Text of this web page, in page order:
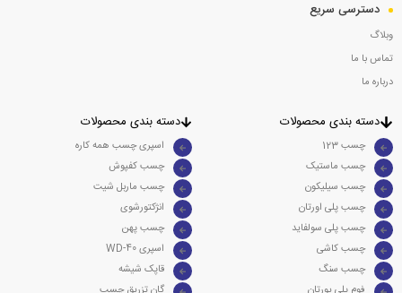
دسترسی سریع
وبلاگ
تماس با ما
درباره ما
دسته بندی محصولات
چسب 123
چسب ماستیک
چسب سیلیکون
چسب پلی اورتان
چسب پلی سولفاید
چسب کاشی
چسب سنگ
دسته بندی محصولات
اسپری چسب همه کاره
چسب کفپوش
چسب ماربل شیت
انژکتورشوی
چسب پهن
WD-40 اسپری
قاپک شیشه